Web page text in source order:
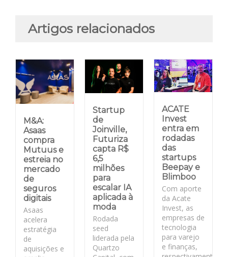
Artigos relacionados
M&A:
Asaas
compra
Mutuus e
estreia no
mercado
de
seguros
digitais
Asaas
acelera
estratégia
de
aquisições e
Startup
de
Joinville,
Futuriza
capta R$
6,5
milhões
para
escalar IA
aplicada à
moda
Rodada
seed
liderada pela
Quartzo
ACATE
Invest
entra em
rodadas
das
startups
Beepay e
Blimboo
Com aporte
da Acate
Invest, as
empresas de
tecnologia
para varejo
e finanças,